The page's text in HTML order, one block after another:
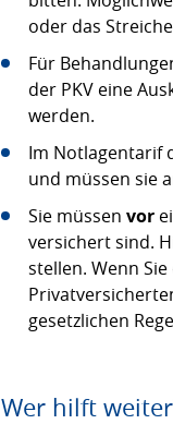
oder das
Für
der PKV eine
werden.
Im Notlagentarif
und müssen sie
Sie müssen vor
versichert sind.
stellen. Wenn
gesetzlichen
Wer hilft